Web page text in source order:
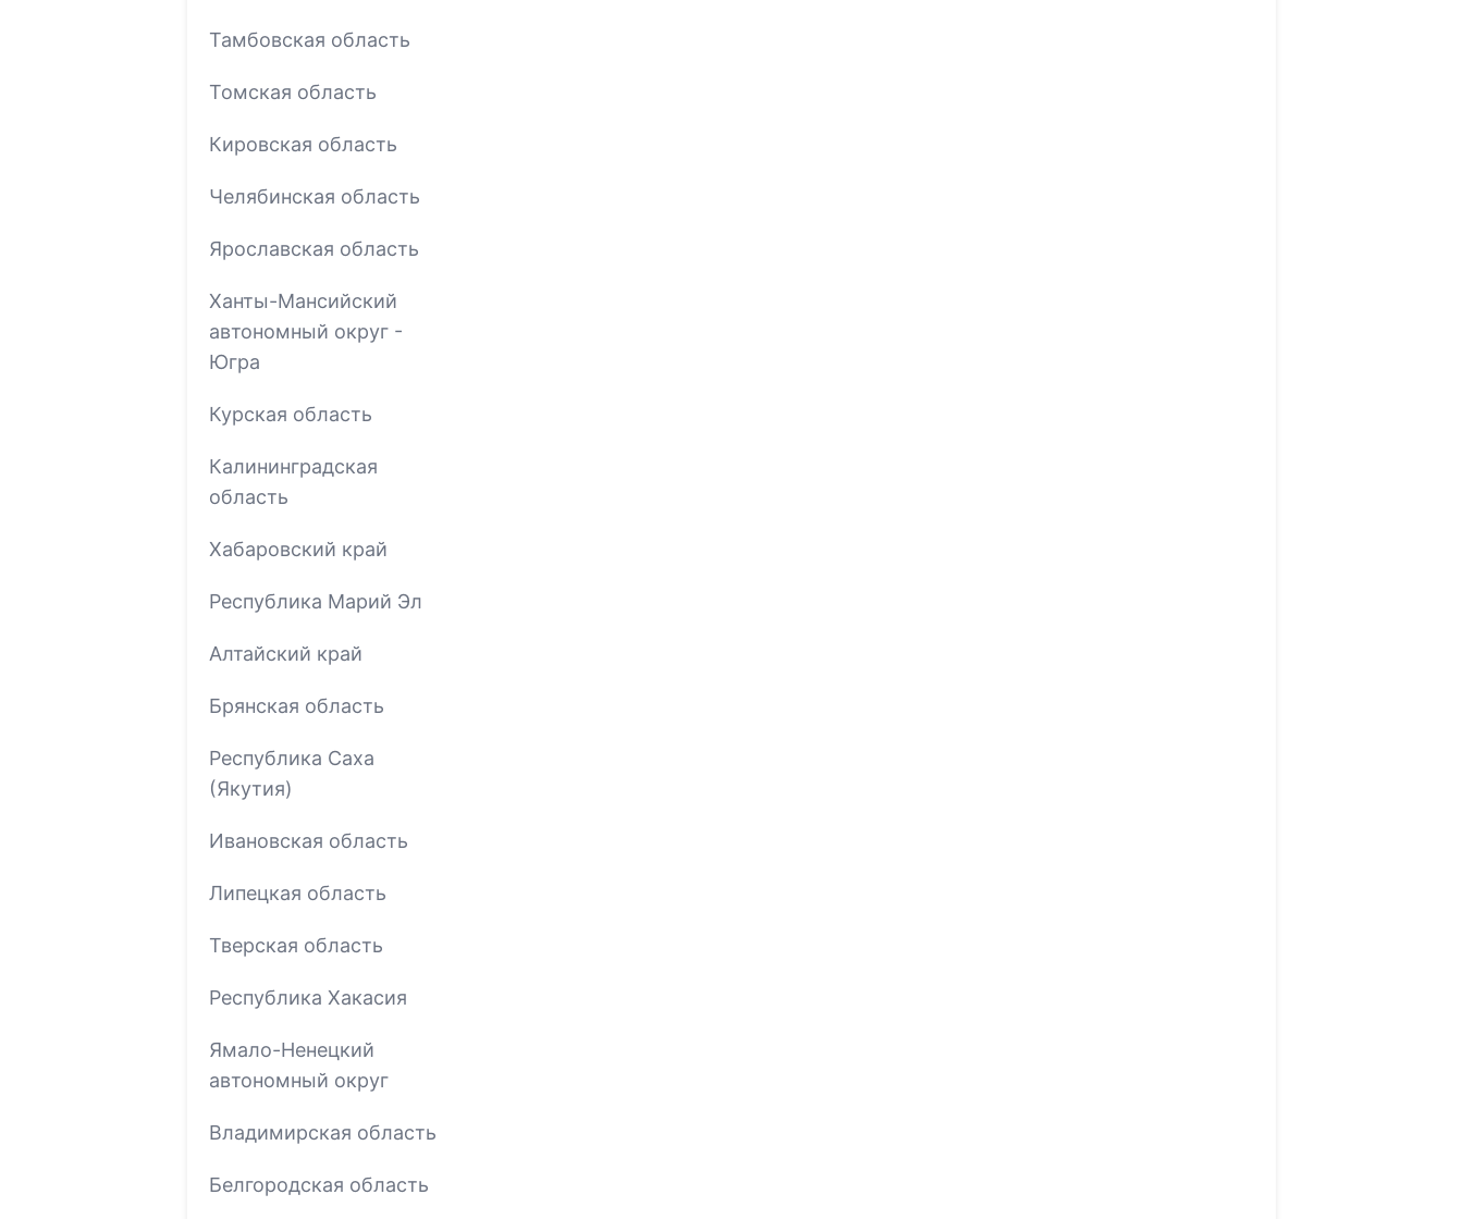
Тамбовская область
Томская область
Кировская область
Челябинская область
Ярославская область
Ханты-Мансийский
автономный округ -
Югра
Курская область
Калининградская
область
Хабаровский край
Республика Марий Эл
Алтайский край
Брянская область
Республика Саха
(Якутия)
Ивановская область
Липецкая область
Тверская область
Республика Хакасия
Ямало-Ненецкий
автономный округ
Владимирская область
Белгородская область